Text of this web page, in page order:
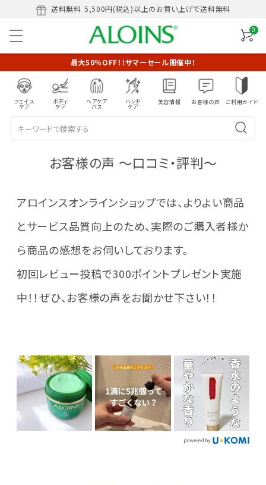
送料無料 5,500円(税込)以上のお買い上げで送料無料
0
最大50％OFF！！サマーセール開催中！
フェイス
ケア
ボディ
ケア
ヘアケア
バス
ハンド
ケア
美容情報 お客様の声 ご利用ガイド
お客様の声 ～口コミ・評判～
アロインスオンラインショップでは、よりよい商品
とサービス品質向上のため、実際のご購入者様か
ら商品の感想をお伺いしております。
初回レビュー投稿で300ポイントプレゼント実施
中！！ぜひ、お客様の声をお聞かせ下さい！！